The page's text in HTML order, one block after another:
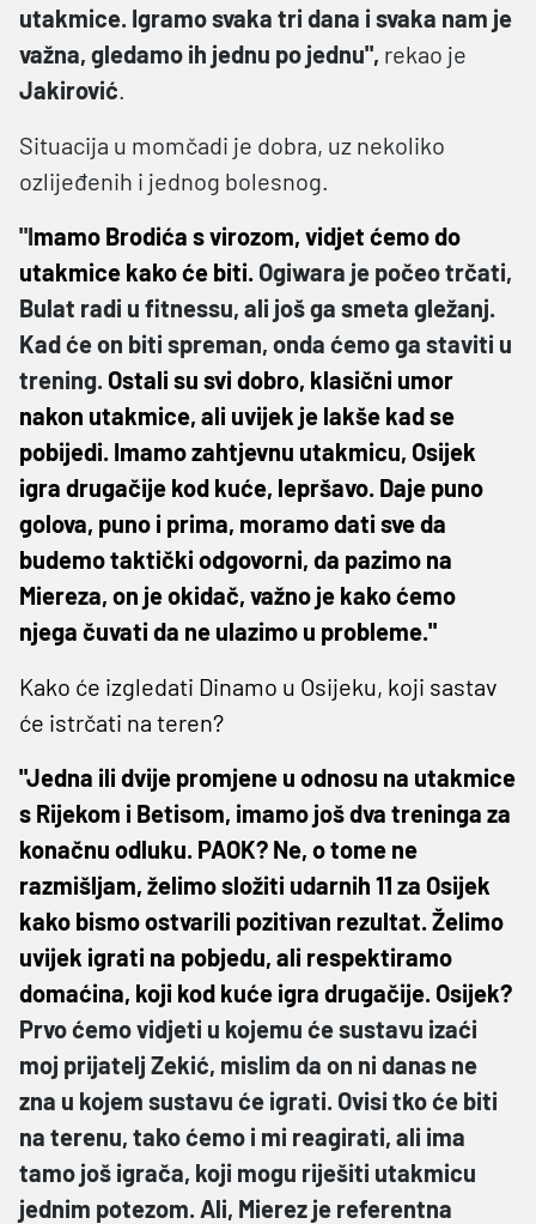
utakmice. Igramo svaka tri dana i svaka nam je
važna, gledamo ih jednu po jednu", rekao je
Jakirović.
Situacija u momčadi je dobra, uz nekoliko
ozlijeđenih i jednog bolesnog.
"Imamo Brodića s virozom, vidjet ćemo do
utakmice kako će biti. Ogiwara je počeo trčati,
Bulat radi u fitnessu, ali još ga smeta gležanj.
Kad će on biti spreman, onda ćemo ga staviti u
trening. Ostali su svi dobro, klasični umor
nakon utakmice, ali uvijek je lakše kad se
pobijedi. Imamo zahtjevnu utakmicu, Osijek
igra drugačije kod kuće, lepršavo. Daje puno
golova, puno i prima, moramo dati sve da
budemo taktički odgovorni, da pazimo na
Miereza, on je okidač, važno je kako ćemo
njega čuvati da ne ulazimo u probleme."
Kako će izgledati Dinamo u Osijeku, koji sastav
će istrčati na teren?
"Jedna ili dvije promjene u odnosu na utakmice
s Rijekom i Betisom, imamo još dva treninga za
konačnu odluku. PAOK? Ne, o tome ne
razmišljam, želimo složiti udarnih 11 za Osijek
kako bismo ostvarili pozitivan rezultat. Želimo
uvijek igrati na pobjedu, ali respektiramo
domaćina, koji kod kuće igra drugačije. Osijek?
Prvo ćemo vidjeti u kojemu će sustavu izaći
moj prijatelj Zekić, mislim da on ni danas ne
zna u kojem sustavu će igrati. Ovisi tko će biti
na terenu, tako ćemo i mi reagirati, ali ima
tamo još igrača, koji mogu riješiti utakmicu
jednim potezom. Ali, Mierez je referentna